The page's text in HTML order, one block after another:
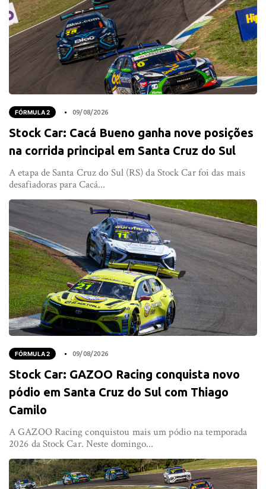
FÓRMULA 2 09/08/2026
Stock Car: Cacá Bueno ganha nove posições
na corrida principal em Santa Cruz do Sul
A etapa de Santa Cruz do Sul (RS) da Stock Car foi das mais
desafiadoras para Cacá...
FÓRMULA 2 09/08/2026
Stock Car: GAZOO Racing conquista novo
pódio em Santa Cruz do Sul com Thiago
Camilo
A GAZOO Racing conquistou mais um pódio na temporada
2026 da Stock Car. Neste domingo...